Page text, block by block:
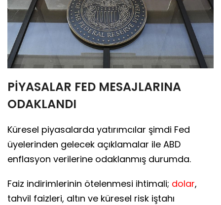
PİYASALAR FED MESAJLARINA
ODAKLANDI
Küresel piyasalarda yatırımcılar şimdi Fed
üyelerinden gelecek açıklamalar ile ABD
enflasyon verilerine odaklanmış durumda.
Faiz indirimlerinin ötelenmesi ihtimali; dolar,
tahvil faizleri, altın ve küresel risk iştahı